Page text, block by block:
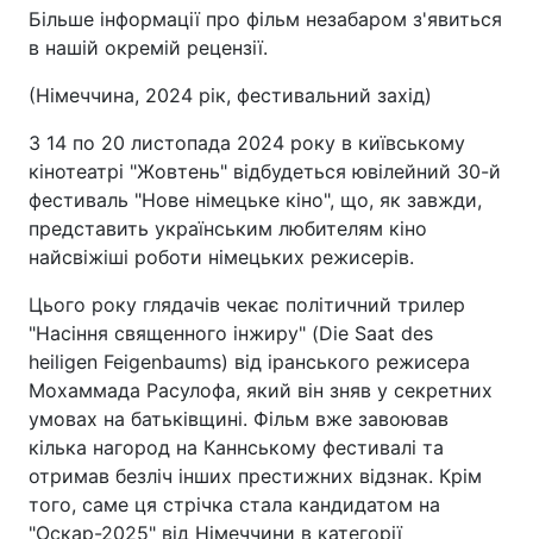
Більше інформації про фільм незабаром з'явиться
в нашій окремій рецензії.
(Німеччина, 2024 рік, фестивальний захід)
З 14 по 20 листопада 2024 року в київському
кінотеатрі "Жовтень" відбудеться ювілейний 30-й
фестиваль "Нове німецьке кіно", що, як завжди,
представить українським любителям кіно
найсвіжіші роботи німецьких режисерів.
Цього року глядачів чекає політичний трилер
"Насіння священного інжиру" (Die Saat des
heiligen Feigenbaums) від іранського режисера
Мохаммада Расулофа, який він зняв у секретних
умовах на батьківщині. Фільм вже завоював
кілька нагород на Каннському фестивалі та
отримав безліч інших престижних відзнак. Крім
того, саме ця стрічка стала кандидатом на
"Оскар-2025" від Німеччини в категорії